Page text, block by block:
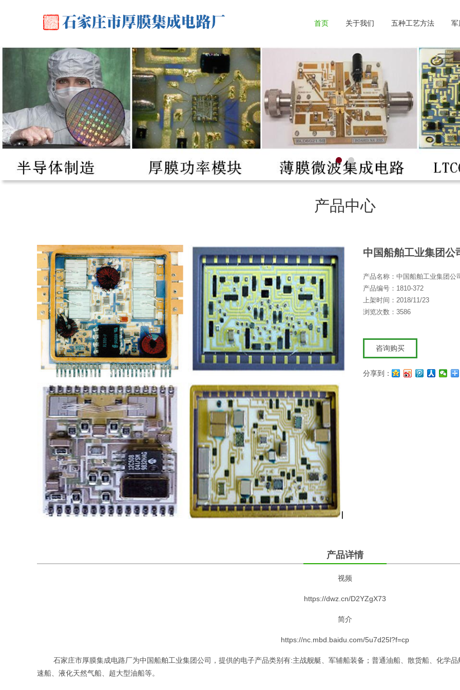
首页 关于我们 五种工艺方法 军
产品中心
中国船舶工业集团公
产品名称：中国船舶工业集团公
产品编号：1810-372
上架时间：2018/11/23
浏览次数：3586
咨询购买
分享到：
产品详情
视频
https://dwz.cn/D2YZgX73
简介
https://nc.mbd.baidu.com/5u7d25l?f=cp
石家庄市厚膜集成电路厂为中国船舶工业集团公司，提供的电子产品类别有:主战舰艇、军辅船装备；普通油船、散货船、化学品
速船、液化天然气船、超大型油船等。